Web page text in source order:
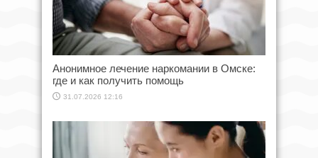
Анонимное лечение наркомании в Омске:
где и как получить помощь
31.07.2026 12:16